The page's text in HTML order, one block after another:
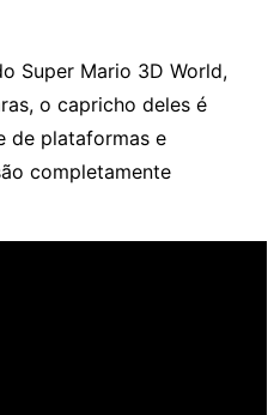
Super Mario 3D World,
o capricho deles é
de plataformas e
completamente